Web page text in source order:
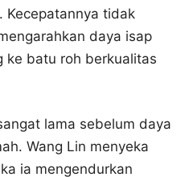
Kecepatannya tidak
daya isap
ke batu roh berkualitas
lama sebelum daya
Wang Lin menyeka
ia mengendurkan